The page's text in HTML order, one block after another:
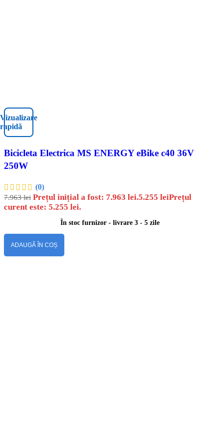
Vizualizare
rapidă
Bicicleta Electrica MS ENERGY eBike c40 36V
250W
(0)
7.963lei Prețul inițial a fost: 7.963 lei.5.255 leiPrețul
curent este: 5.255 lei.
În stoc furnizor - livrare 3 - 5 zile
ADAUGĂ ÎN COȘ